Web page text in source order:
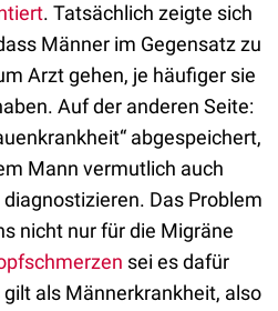
. Tatsächlich zeigte sich
Männer im Gegensatz zu
Arzt gehen, je häufiger sie
Auf der anderen Seite:
abgespeichert,
Mann vermutlich auch
Das Problem
nicht nur für die Migräne
sei es dafür
als Männerkrankheit, also